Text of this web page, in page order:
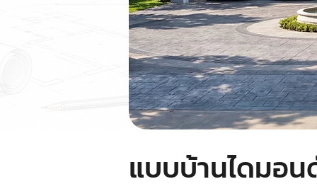
แบบบ้านไดมอ